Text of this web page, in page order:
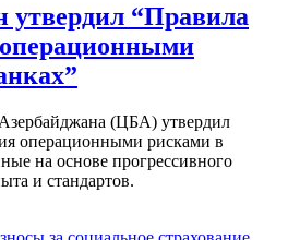
утвердил “Правила
(ЦБА) утвердил
операционными рисками в
на основе прогрессивного
и стандартов.